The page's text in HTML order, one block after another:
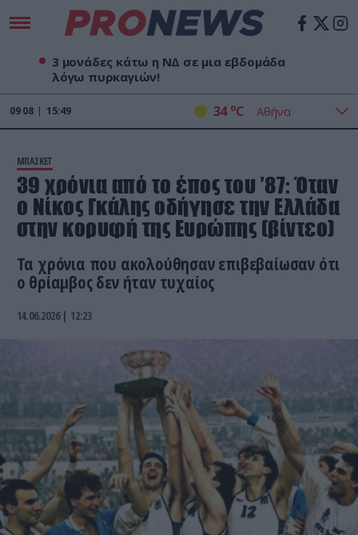
3 μονάδες κάτω η ΝΔ σε μια εβδομάδα
λόγω πυρκαγιών!
09 08 15:49 34 oC
ΜΠΑΣΚΕΤ
39 χρόνια από το έπος του ’87: Όταν
ο Νίκος Γκάλης οδήγησε την Ελλάδα
στην κορυφή της Ευρώπης (βίντεο)
Τα χρόνια που ακολούθησαν επιβεβαίωσαν ότι
ο θρίαμβος δεν ήταν τυχαίος
14.06.2026 | 12:23